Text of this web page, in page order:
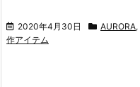
2020年4月30日 AURORA,
作アイテム